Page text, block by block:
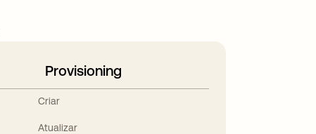
Provisioning
Criar
Atualizar